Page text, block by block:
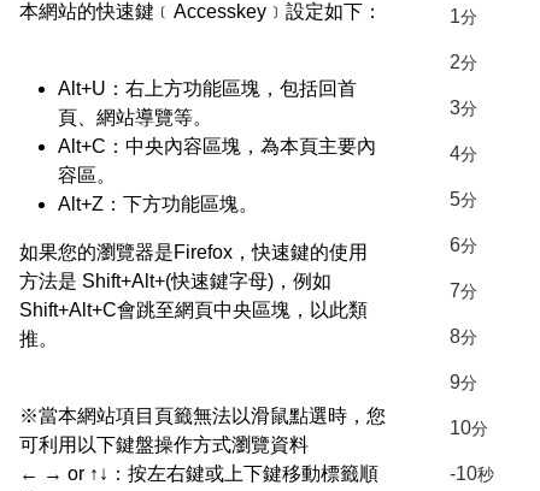
本網站的快速鍵﹝Accesskey﹞設定如下：
Alt+U：右上方功能區塊，包括回首
頁、網站導覽等。
Alt+C：中央內容區塊，為本頁主要內
容區。
Alt+Z：下方功能區塊。
如果您的瀏覽器是Firefox，快速鍵的使用
方法是 Shift+Alt+(快速鍵字母)，例如
Shift+Alt+C會跳至網頁中央區塊，以此類
推。
※當本網站項目頁籤無法以滑鼠點選時，您
可利用以下鍵盤操作方式瀏覽資料
← → or ↑↓：按左右鍵或上下鍵移動標籤順
1分
2分
3分
4分
5分
6分
7分
8分
9分
10分
-10秒